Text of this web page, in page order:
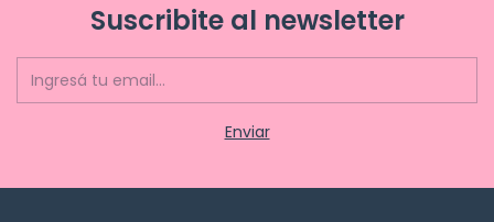
Suscribite al newsletter